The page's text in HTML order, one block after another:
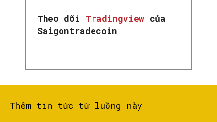
Theo dõi Tradingview của
Saigontradecoin
Thêm tin tức từ luồng này